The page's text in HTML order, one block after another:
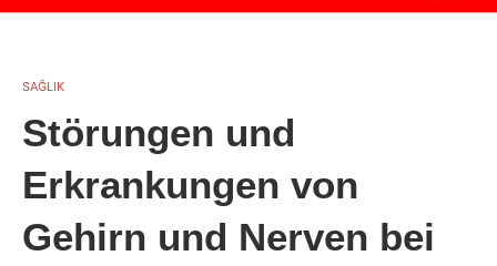
SAĞLIK
Störungen und
Erkrankungen von
Gehirn und Nerven bei